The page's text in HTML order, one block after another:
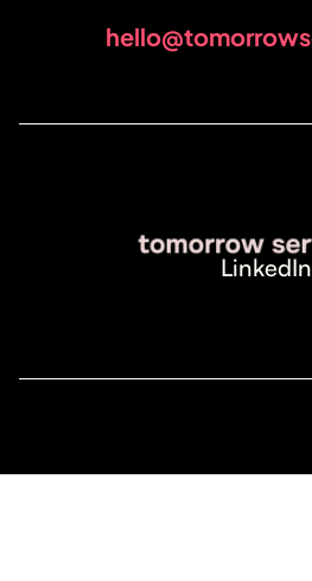
LinkedIn